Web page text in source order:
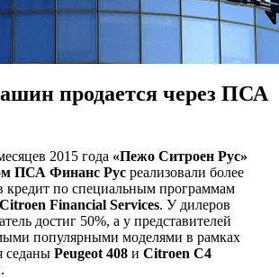
продается через ПСА
2015 года «Пежо Ситроен Рус»
ПСА Финанс Рус реализовали более
кредит по специальным программам
Citroen Financial Services. У дилеров
достиг 50%, а у представителей
популярными моделями в рамках
седаны Peugeot 408 и Citroen С4